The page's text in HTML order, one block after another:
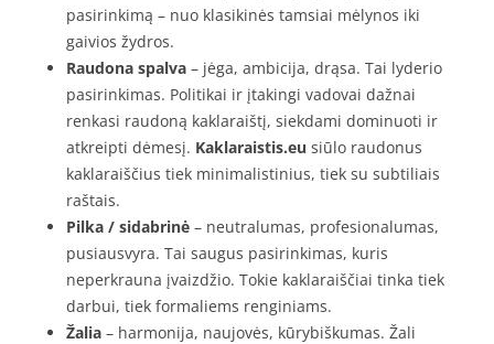
pasirinkimą – nuo klasikinės tamsiai mėlynos iki
gaivios žydros.
Raudona spalva – jėga, ambicija, drąsa. Tai lyderio
pasirinkimas. Politikai ir įtakingi vadovai dažnai
renkasi raudoną kaklaraištį, siekdami dominuoti ir
atkreipti dėmesį. Kaklaraistis.eu siūlo raudonus
kaklaraiščius tiek minimalistinius, tiek su subtiliais
raštais.
Pilka / sidabrinė – neutralumas, profesionalumas,
pusiausvyra. Tai saugus pasirinkimas, kuris
neperkrauna įvaizdžio. Tokie kaklaraiščiai tinka tiek
darbui, tiek formaliems renginiams.
Žalia – harmonija, naujovės, kūrybiškumas. Žali